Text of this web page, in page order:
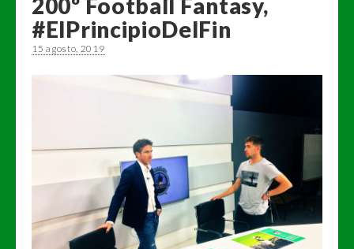
200º Football Fantasy,
#ElPrincipioDelFin
15 agosto, 2019